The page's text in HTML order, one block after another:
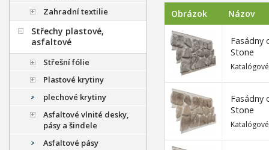
Obrázok Názov
Fasádny
Stone
Fasádny
Stone
Zahradní textilie
Střechy plastové,
asfaltové
Střešní fólie
Plastové krytiny
plechové krytiny
Asfaltové vlnité desky,
pásy a šindele
Asfaltové pásy